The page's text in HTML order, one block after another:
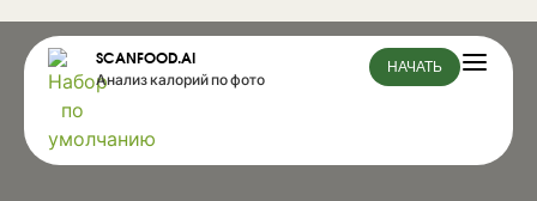
SCANFOOD.AI
Анализ калорий по фото
НАЧАТЬ